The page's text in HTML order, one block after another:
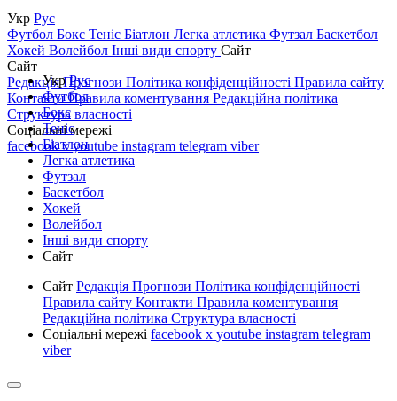
Укр Рус
Футбол Бокс Теніс Біатлон Легка атлетика Футзал Баскетбол
Хокей Волейбол Інші види спорту Сайт
Сайт
РедакціяПрогнози Політика конфіденційності Правила сайту
КонтактиПравила коментування Редакційна політика
Структура власності
Соціальні мережі
facebookxyoutube instagram telegram viber
УкрРус
Футбол
Бокс
Теніс
Біатлон
Легка атлетика
Футзал
Баскетбол
Хокей
Волейбол
Інші види спорту
Сайт
Сайт Редакція Прогнози Політика конфіденційності
Правила сайту Контакти Правила коментування
Редакційна політика Структура власності
Соціальні мережі facebook x youtube instagram telegram
viber